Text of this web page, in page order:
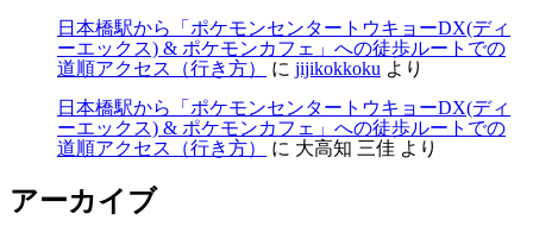
日本橋駅から「ポケモンセンタートウキョーDX(ディ
ーエックス) & ポケモンカフェ」への徒歩ルートでの
道順アクセス（行き方）
に jijikokkoku より
日本橋駅から「ポケモンセンタートウキョーDX(ディ
ーエックス) & ポケモンカフェ」への徒歩ルートでの
道順アクセス（行き方）
に 大高知 三佳 より
アーカイブ